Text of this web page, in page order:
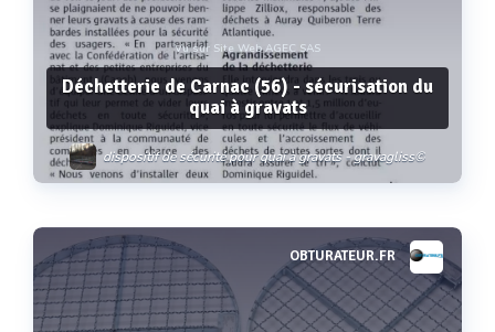
Vu sur Site Web AGEC SAS
Déchetterie de Carnac (56) - sécurisation du
quai à gravats
dispositif de sécurité pour quai à gravats - gravagliss©
Voir plus OBTURATEUR.FR